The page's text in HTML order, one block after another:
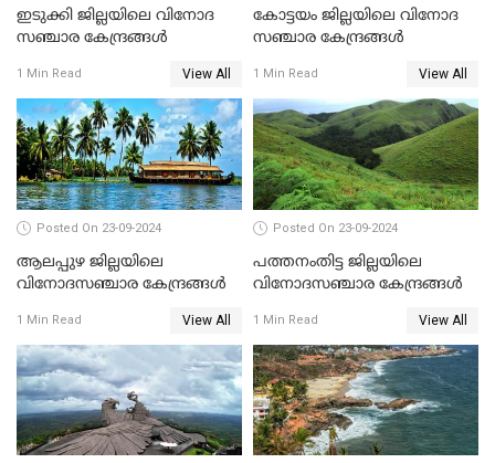
ഇടുക്കി ജില്ലയിലെ വിനോദ
സഞ്ചാര കേന്ദ്രങ്ങൾ
1 Min Read View All
കോട്ടയം ജില്ലയിലെ വിനോദ
സഞ്ചാര കേന്ദ്രങ്ങൾ
1 Min Read View All
Posted On 23-09-2024
ആലപ്പുഴ ജില്ലയിലെ
വിനോദസഞ്ചാര കേന്ദ്രങ്ങൾ
1 Min Read View All
Posted On 23-09-2024
പത്തനംതിട്ട ജില്ലയിലെ
വിനോദസഞ്ചാര കേന്ദ്രങ്ങൾ
1 Min Read View All